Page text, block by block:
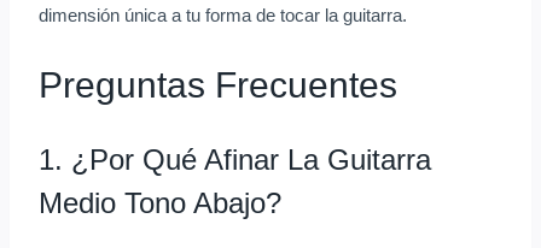
dimensión única a tu forma de tocar la guitarra.
Preguntas Frecuentes
1. ¿Por Qué Afinar La Guitarra
Medio Tono Abajo?